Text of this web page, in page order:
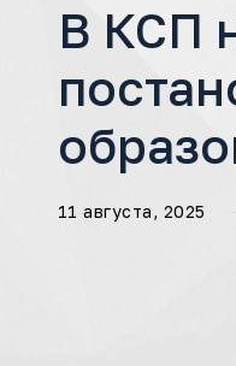
В КСП
11 августа, 2025